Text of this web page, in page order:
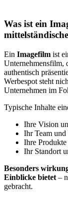
Was ist ein
Ein Imagefilm ist
Unternehmensfilm,
authentisch
Werbespot steht
Unternehmen im
Typische Inhalte
Ihre Vision
Ihr Team
Ihre
Ihr Standort
Besonders
Einblicke bietet –
gebracht.